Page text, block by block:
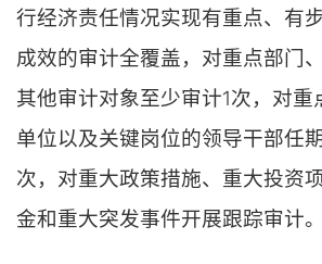
行经济责任情况实现有重点、有
成效的审计全覆盖，对重点部门
其他审计对象至少审计1次，对重
单位以及关键岗位的领导干部任
次，对重大政策措施、重大投资
金和重大突发事件开展跟踪审计。